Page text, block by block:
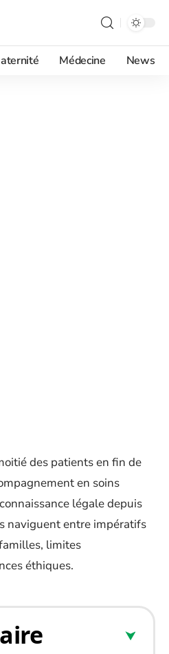
Médecine News
des patients en fin de
en soins
légale depuis
naviguent entre impératifs
limites
éthiques.